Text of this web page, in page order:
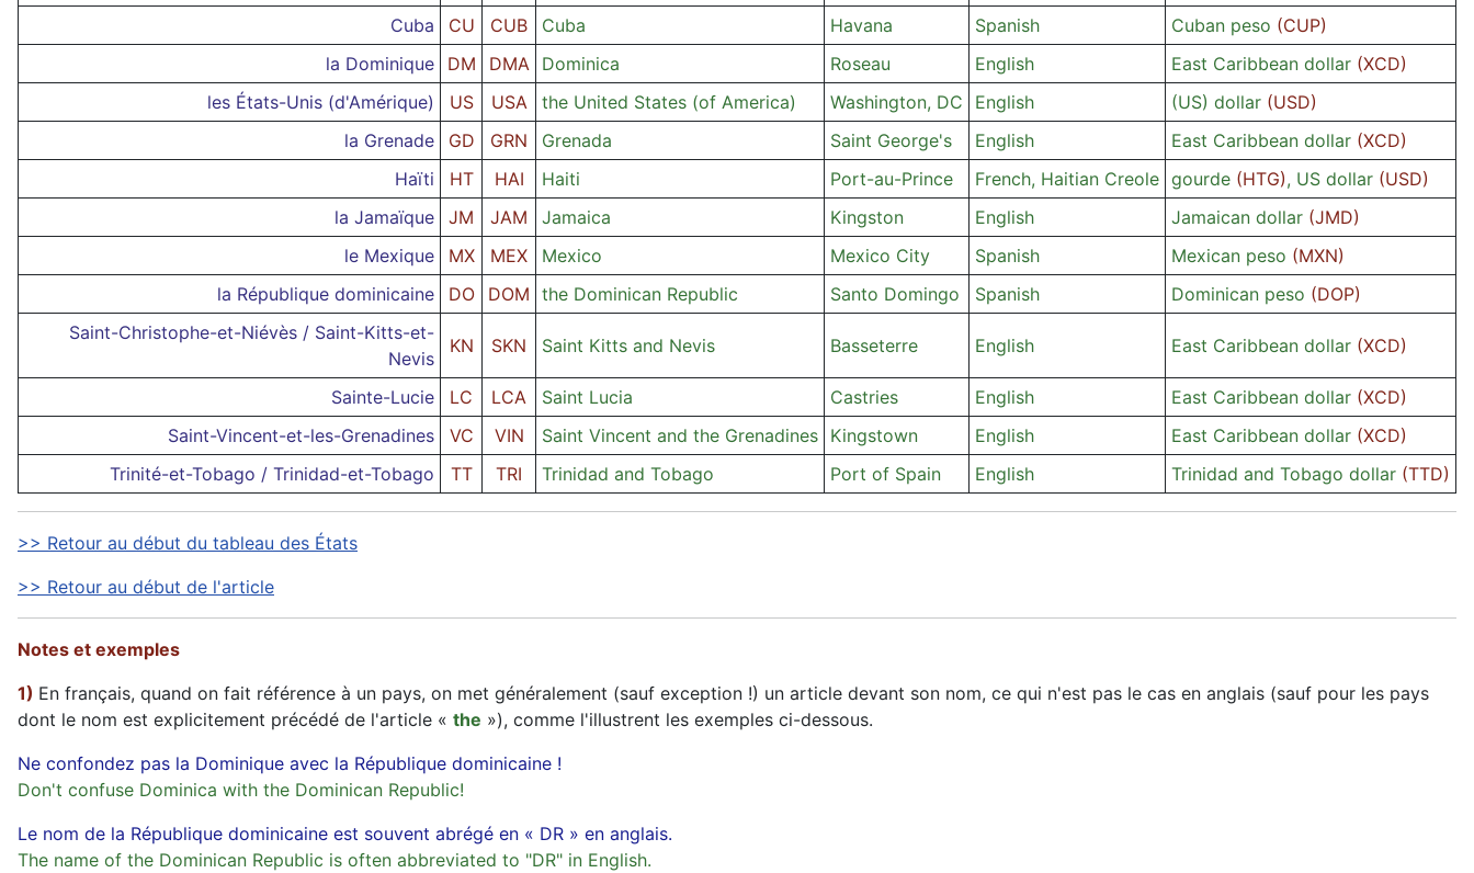
Cuba
CU CUB Cuba Havana Spanish Cuban peso (CUP)
la Dominique
DM DMA Dominica Roseau English East Caribbean dollar (XCD)
les États-Unis (d'Amérique)
US USA the United States (of America) Washington, DC English (US) dollar (USD)
la Grenade
GD GRN Grenada Saint George's English East Caribbean dollar (XCD)
Haïti
HT HAI Haiti Port-au-Prince French, Haitian Creole gourde (HTG), US dollar (USD)
la Jamaïque
JM JAM Jamaica Kingston English Jamaican dollar (JMD)
le Mexique
MX MEX Mexico Mexico City Spanish Mexican peso (MXN)
la République dominicaine
DO DOM the Dominican Republic Santo Domingo Spanish Dominican peso (DOP)
Saint-Christophe-et-Niévès / Saint-Kitts-et-
Nevis
KN SKN Saint Kitts and Nevis Basseterre English East Caribbean dollar (XCD)
Sainte-Lucie LC LCA Saint Lucia Castries English East Caribbean dollar (XCD)
Saint-Vincent-et-les-Grenadines
VC VIN Saint Vincent and the Grenadines Kingstown English East Caribbean dollar (XCD)
Trinité-et-Tobago / Trinidad-et-Tobago
TT TRI Trinidad and Tobago Port of Spain English Trinidad and Tobago dollar (TTD)
>> Retour au début du tableau des États
>> Retour au début de l'article
Notes et exemples
1) En français, quand on fait référence à un pays, on met généralement (sauf exception !) un article devant son nom, ce qui n'est pas le cas en anglais (sauf pour les pays
dont le nom est explicitement précédé de l'article « the »), comme l'illustrent les exemples ci-dessous.
Ne confondez pas la Dominique avec la République dominicaine !
Don't confuse Dominica with the Dominican Republic!
Le nom de la République dominicaine est souvent abrégé en « DR » en anglais.
The name of the Dominican Republic is often abbreviated to "DR" in English.